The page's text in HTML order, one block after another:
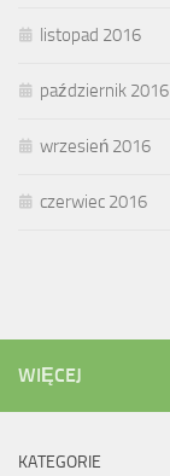
listopad 2016
październik 2016
wrzesień 2016
czerwiec 2016
WIĘCEJ
KATEGORIE